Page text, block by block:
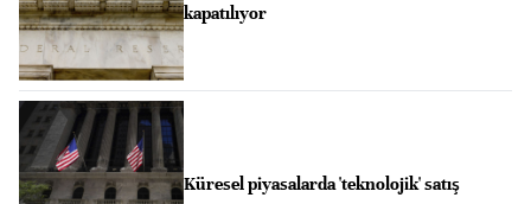
kapatılıyor
Küresel piyasalarda 'teknolojik' satış